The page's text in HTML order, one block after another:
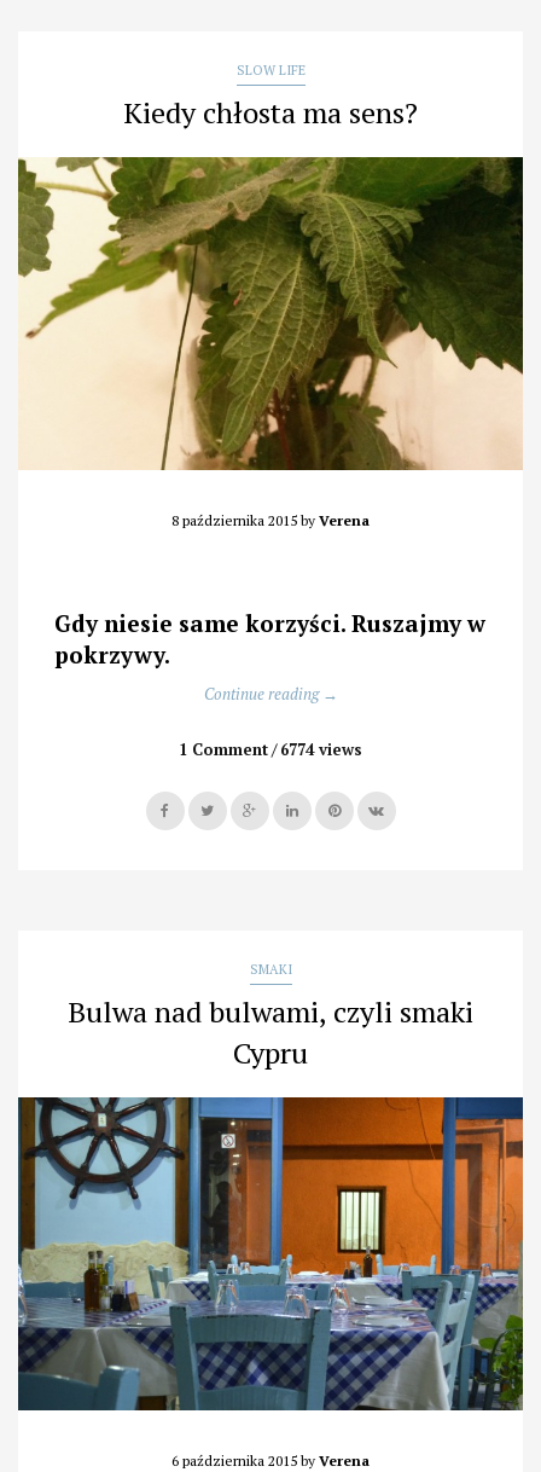
SLOW LIFE
Kiedy chłosta ma sens?
8 października 2015 by Verena
Gdy niesie same korzyści. Ruszajmy w
pokrzywy.
Continue reading „Kiedy
ma
→
1 Comment 6774 views
SMAKI
Bulwa nad bulwami, czyli smaki
Cypru
6 października 2015 by Verena